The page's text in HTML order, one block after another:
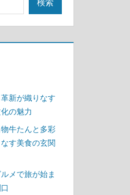
検索
新が織りなす
の魅力
牛たんと多彩
す美食の玄関
メで旅が始ま